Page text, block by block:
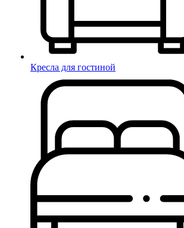
Кресла для гостиной